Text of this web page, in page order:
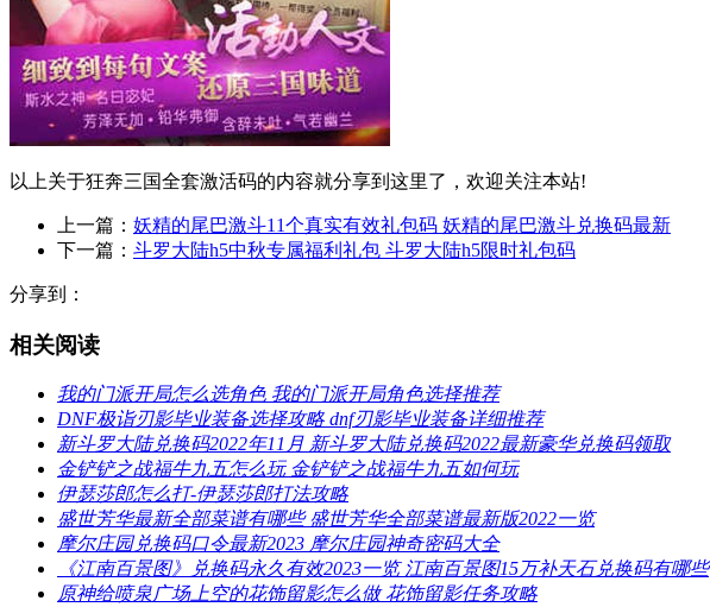
以上关于狂奔三国全套激活码的内容就分享到这里了，欢迎关注本站!
上一篇： 妖精的尾巴激斗11个真实有效礼包码 妖精的尾巴激斗兑换码最新
下一篇： 斗罗大陆h5中秋专属福利礼包 斗罗大陆h5限时礼包码
分享到：
相关阅读
我的门派开局怎么选角色 我的门派开局角色选择推荐
DNF极诣刃影毕业装备选择攻略 dnf刃影毕业装备详细推荐
新斗罗大陆兑换码2022年11月 新斗罗大陆兑换码2022最新豪华兑换码领取
金铲铲之战福牛九五怎么玩 金铲铲之战福牛九五如何玩
伊瑟莎郎怎么打-伊瑟莎郎打法攻略
盛世芳华最新全部菜谱有哪些 盛世芳华全部菜谱最新版2022一览
摩尔庄园兑换码口令最新2023 摩尔庄园神奇密码大全
《江南百景图》兑换码永久有效2023一览 江南百景图15万补天石兑换码有哪些
原神给喷泉广场上空的花饰留影怎么做 花饰留影任务攻略